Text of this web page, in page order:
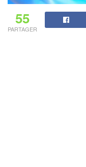
55
PARTAGER